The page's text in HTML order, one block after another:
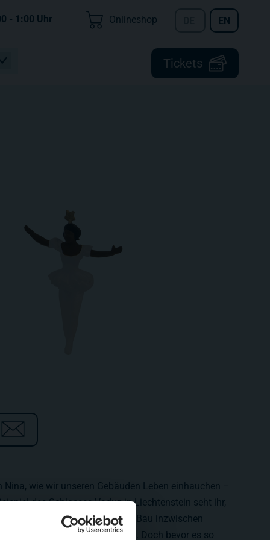
Tickets
- 1:00 Uhr Onlineshop EN
Nina, wie wir unseren Gebäuden Leben einhauchen –
des Schlosses Vaduz in Liechtenstein seht ihr,
ist. Hendryk hat den Bau inzwischen
steht das Schloss in der Anlage. Doch bevor es so